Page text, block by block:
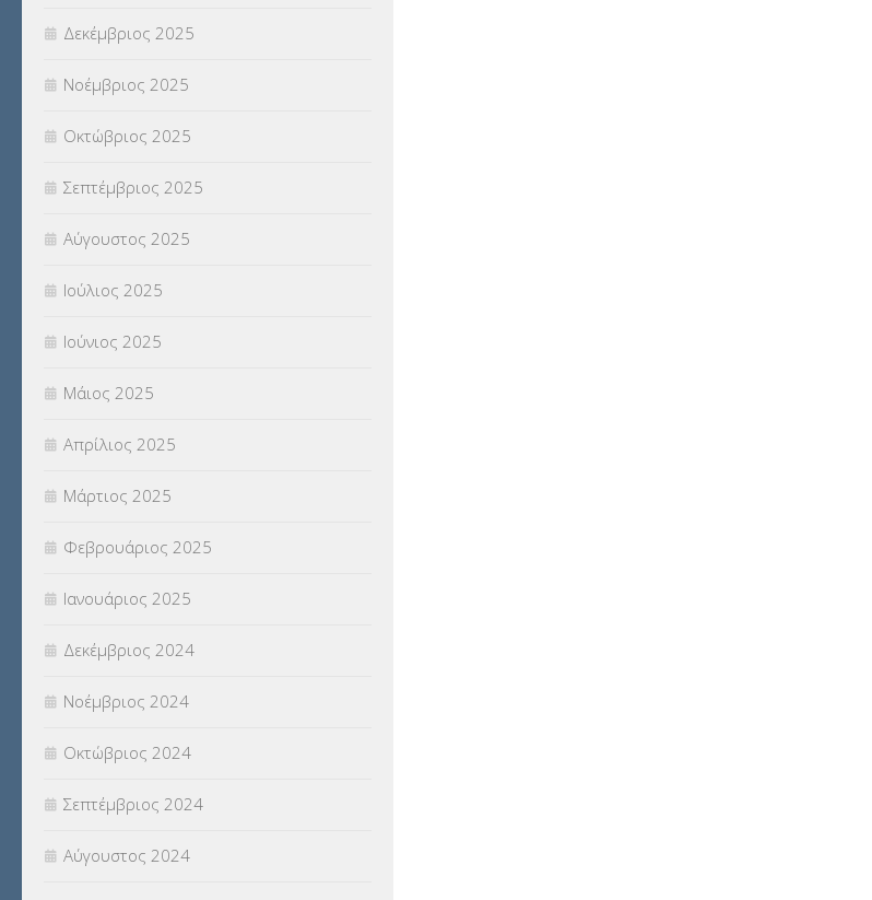
ΥΠΕΡΑΡΙΘΜΟΙ(1)
ΥΠΟΤΡΟΦΙΕΣ(28)
ΦΥΣΙΚΗ ΑΓΩΓΗ(692)
Χωρίς κατηγορία(55)
Δεκέμβριος 2025
Νοέμβριος 2025
Οκτώβριος 2025
Σεπτέμβριος 2025
Αύγουστος 2025
Ιούλιος 2025
Ιούνιος 2025
Μάιος 2025
Απρίλιος 2025
Μάρτιος 2025
Φεβρουάριος 2025
Ιανουάριος 2025
Δεκέμβριος 2024
Νοέμβριος 2024
Οκτώβριος 2024
Σεπτέμβριος 2024
Αύγουστος 2024